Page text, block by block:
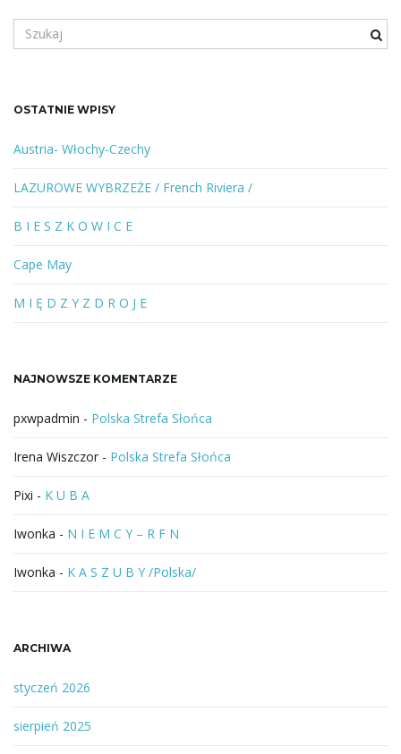
z
a
e
s
ł
o
w
o
l
u
b
f
z
OSTATNIE WPISY
Austria- Włochy-Czechy
LAZUROWE WYBRZEŻE / French Riviera /
B I E S Z K O W I C E
Cape May
M I Ę D Z Y Z D R O J E
NAJNOWSZE KOMENTARZE
pxwpadmin - Polska Strefa Słońca
Irena Wiszczor - Polska Strefa Słońca
Pixi - K U B A
Iwonka - N I E M C Y – R F N
Iwonka - K A S Z U B Y /Polska/
ARCHIWA
styczeń 2026
sierpień 2025